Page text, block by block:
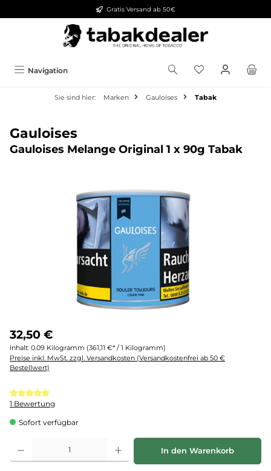
Gratis Versand ab 50€
Navigation
Sie sind hier: Marken Gauloises Tabak
Gauloises
Gauloises Melange Original 1 x 90g Tabak
32,50 €
Inhalt: 0.09 Kilogramm (361,11 €* / 1 Kilogramm)
Preise inkl. MwSt. zzgl. Versandkosten (Versandkostenfrei ab 50 €
Bestellwert)
Durchschnittliche Bewertung von 5 von 5 Sternen
1 Bewertung
Sofort verfügbar
Produkt Anzahl: Gib den gewünschten Wert ein oder benutze die Schaltflächen
In den Warenkorb